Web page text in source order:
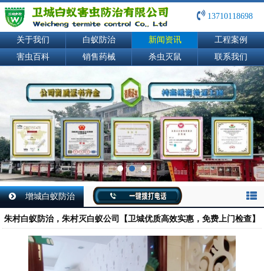
13710118698
关于我们 白蚁防治 新闻资讯
工程案例
害虫百科
销售药械 杀虫灭鼠 联系我们
增城白蚁防治
朱村白蚁防治，朱村灭白蚁公司【卫城优质高效实惠，免费上门检查】